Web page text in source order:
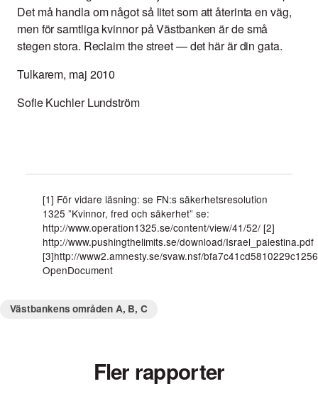
Det må handla om något så litet som att återinta en väg,
men för samtliga kvinnor på Västbanken är de små
stegen stora. Reclaim the street — det här är din gata.
Tulkarem, maj 2010
Sofie Kuchler Lundström
[1] För vidare läsning: se FN:s säkerhetsresolution
1325 ”Kvinnor, fred och säkerhet” se:
http://www.operation1325.se/content/view/41/52/ [2]
http://www.pushingthelimits.se/download/Israel_palestina.pdf
[3]http://www2.amnesty.se/svaw.nsf/
OpenDocument
Västbankens områden A, B, C
Fler rapporter